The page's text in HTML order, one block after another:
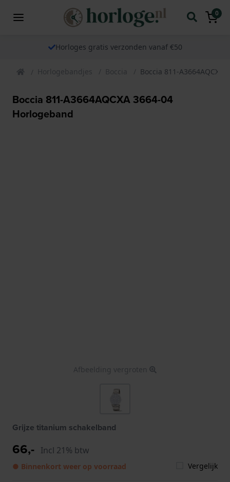
0
Horloges gratis verzonden vanaf €50
Horlogebandjes Boccia Boccia 811-
Boccia 811-A3664AQCXA 3664-04
Horlogeband
Afbeelding vergroten
Grijze titanium schakelband
66,- Incl 21% btw
● Binnenkort weer op voorraad Vergelijk